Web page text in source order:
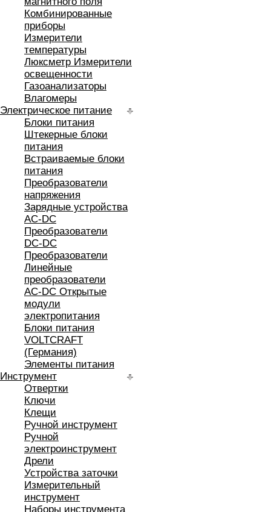
Комбинированные
приборы
Измерители
температуры
Люксметр Измерители
освещенности
Газоанализаторы
Влагомеры
Электрическое питание
Блоки питания
Штекерные блоки
питания
Встраиваемые блоки
питания
Преобразователи
напряжения
Зарядные устройства
AC-DC
Преобразователи
DC-DC
Преобразователи
Линейные
преобразователи
AC-DC Открытые
модули
электропитания
Блоки питания
VOLTCRAFT
(Германия)
Элементы питания
Инструмент
Отвертки
Ключи
Клещи
Ручной инструмент
Ручной
электроинструмент
Дрели
Устройства заточки
Измерительный
инструмент
Наборы инструмента